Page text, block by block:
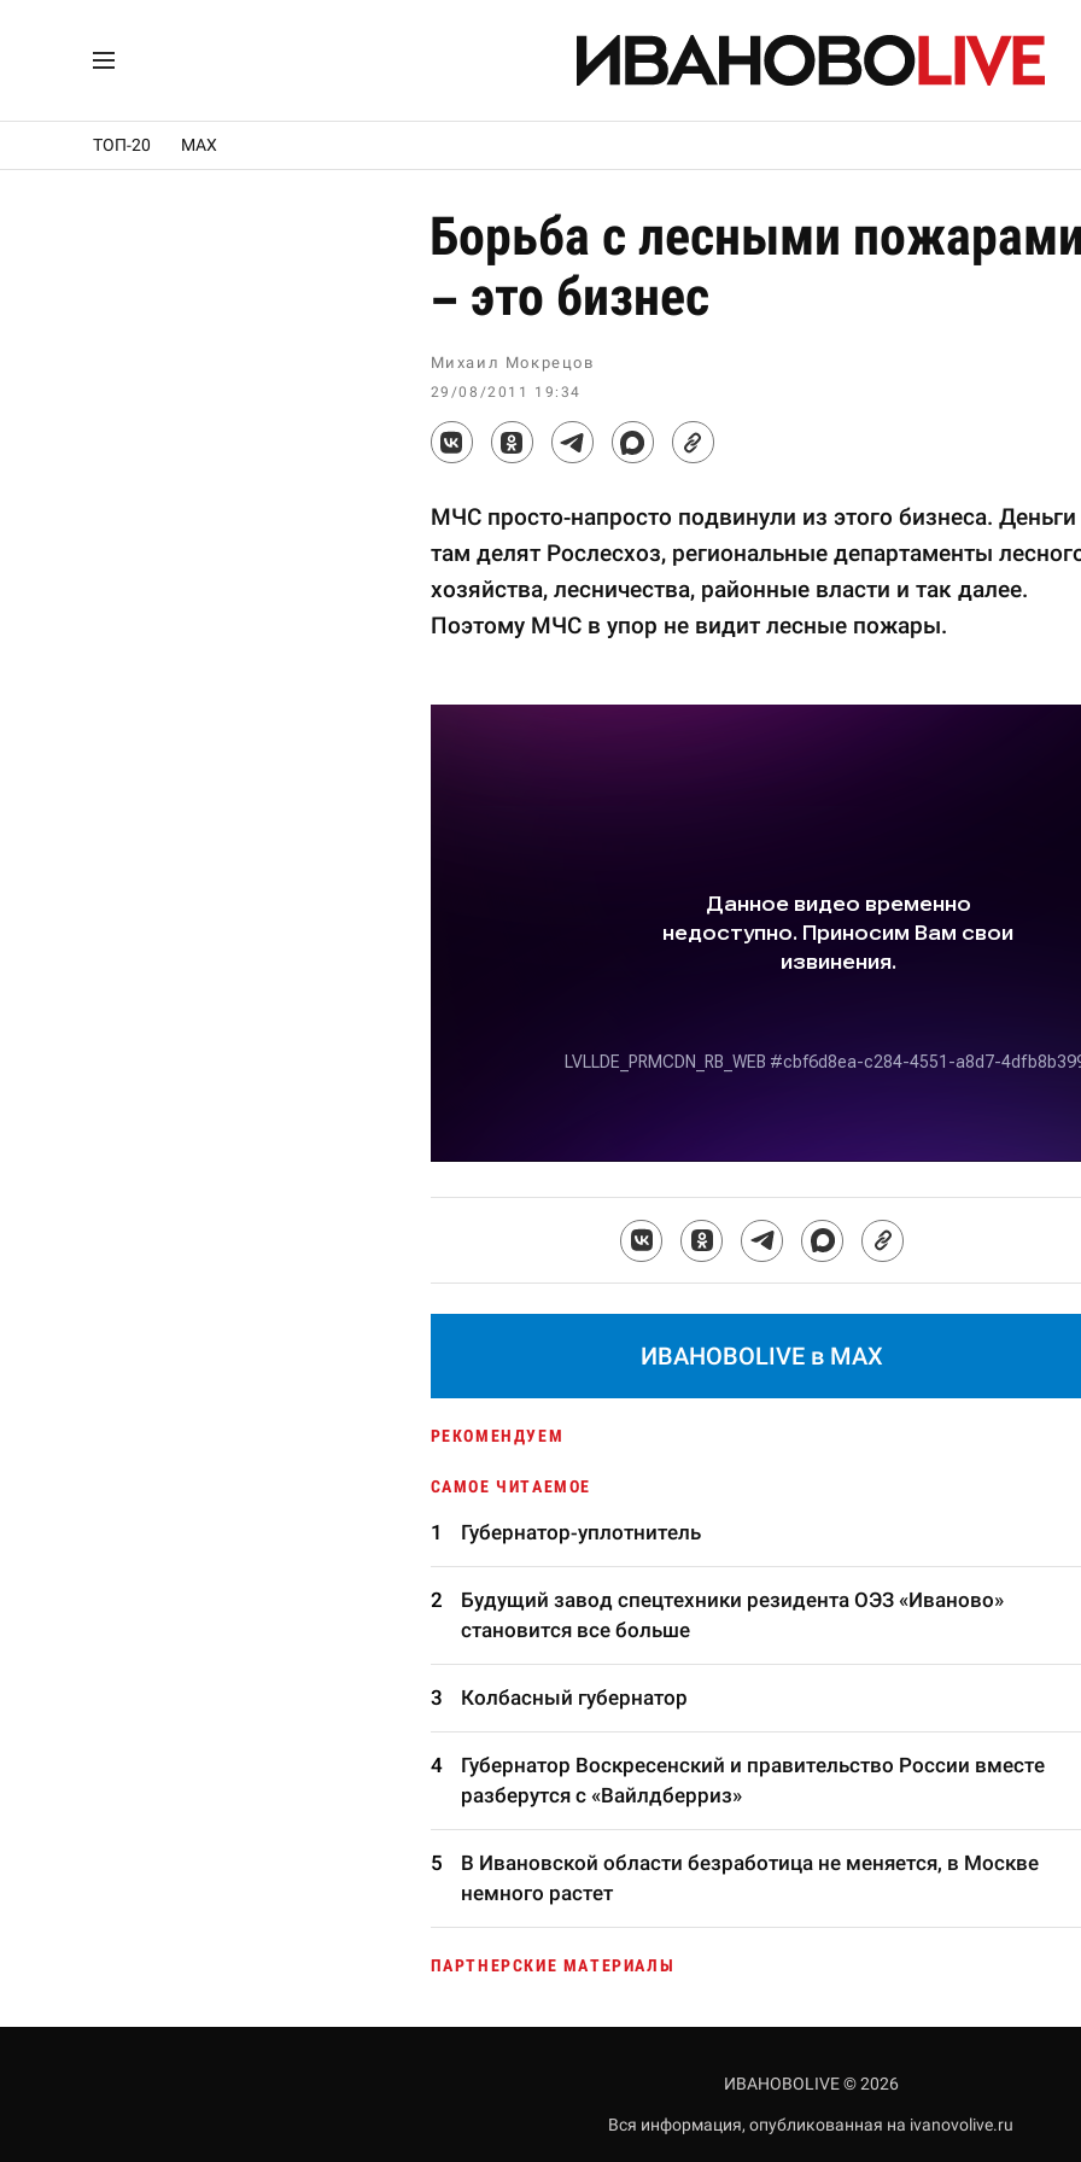
ТОП-20 MAX
Борьба с лесными
– это бизнес
Михаил Мокрецов
29/08/2011 19:34
МЧС просто-напросто подвинули из этого бизнеса. Деньги
там делят Рослесхоз, региональные департаменты
хозяйства, лесничества, районные власти и так далее.
Поэтому МЧС в упор не видит лесные пожары.
ИВАНОВОLIVE в MAX
РЕКОМЕНДУЕМ
САМОЕ ЧИТАЕМОЕ
Губернатор-уплотнитель
Будущий завод спецтехники резидента ОЭЗ «Иваново»
становится все больше
Колбасный губернатор
Губернатор Воскресенский и правительство России вместе
разберутся с «Вайлдберриз»
В Ивановской области безработица не меняется, в Москве
немного растет
ПАРТНЕРСКИЕ МАТЕРИАЛЫ
ИВАНОВОLIVE © 2026
Вся информация, опубликованная на ivanovolive.ru